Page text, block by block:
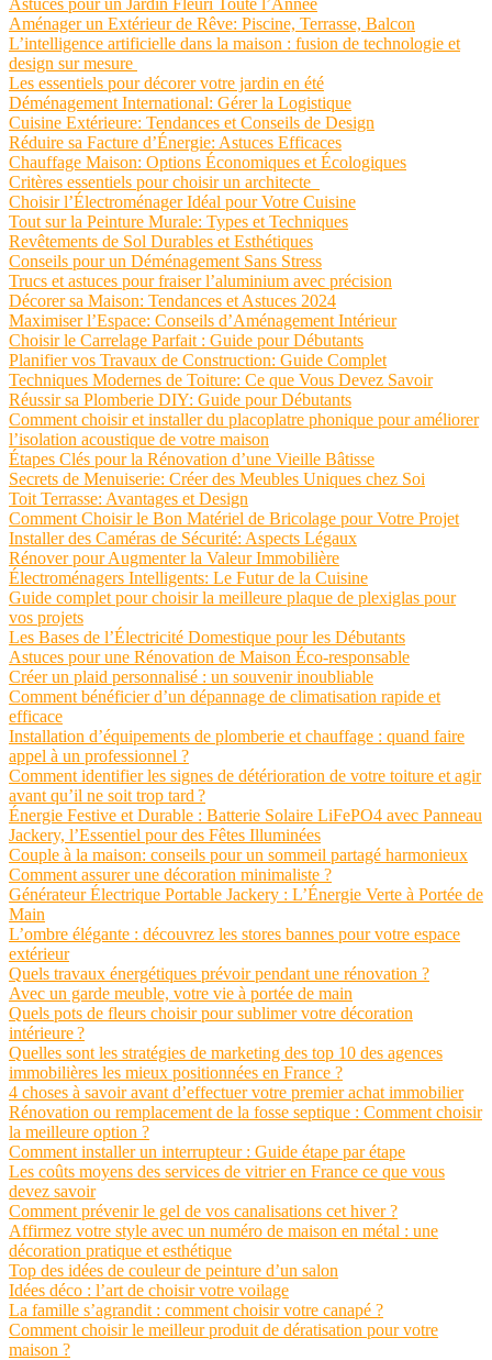
Astuces pour un Jardin Fleuri Toute l’Année
Aménager un Extérieur de Rêve: Piscine, Terrasse, Balcon
L’intelligence artificielle dans la maison : fusion de technologie et
design sur mesure
Les essentiels pour décorer votre jardin en été
Déménagement International: Gérer la Logistique
Cuisine Extérieure: Tendances et Conseils de Design
Réduire sa Facture d’Énergie: Astuces Efficaces
Chauffage Maison: Options Économiques et Écologiques
Critères essentiels pour choisir un architecte
Choisir l’Électroménager Idéal pour Votre Cuisine
Tout sur la Peinture Murale: Types et Techniques
Revêtements de Sol Durables et Esthétiques
Conseils pour un Déménagement Sans Stress
Trucs et astuces pour fraiser l’aluminium avec précision
Décorer sa Maison: Tendances et Astuces 2024
Maximiser l’Espace: Conseils d’Aménagement Intérieur
Choisir le Carrelage Parfait : Guide pour Débutants
Planifier vos Travaux de Construction: Guide Complet
Techniques Modernes de Toiture: Ce que Vous Devez Savoir
Réussir sa Plomberie DIY: Guide pour Débutants
Comment choisir et installer du placoplatre phonique pour améliorer
l’isolation acoustique de votre maison
Étapes Clés pour la Rénovation d’une Vieille Bâtisse
Secrets de Menuiserie: Créer des Meubles Uniques chez Soi
Toit Terrasse: Avantages et Design
Comment Choisir le Bon Matériel de Bricolage pour Votre Projet
Installer des Caméras de Sécurité: Aspects Légaux
Rénover pour Augmenter la Valeur Immobilière
Électroménagers Intelligents: Le Futur de la Cuisine
Guide complet pour choisir la meilleure plaque de plexiglas pour
vos projets
Les Bases de l’Électricité Domestique pour les Débutants
Astuces pour une Rénovation de Maison Éco-responsable
Créer un plaid personnalisé : un souvenir inoubliable
Comment bénéficier d’un dépannage de climatisation rapide et
efficace
Installation d’équipements de plomberie et chauffage : quand faire
appel à un professionnel ?
Comment identifier les signes de détérioration de votre toiture et agir
avant qu’il ne soit trop tard ?
Énergie Festive et Durable : Batterie Solaire LiFePO4 avec Panneau
Jackery, l’Essentiel pour des Fêtes Illuminées
Couple à la maison: conseils pour un sommeil partagé harmonieux
Comment assurer une décoration minimaliste ?
Générateur Électrique Portable Jackery : L’Énergie Verte à Portée de
Main
L’ombre élégante : découvrez les stores bannes pour votre espace
extérieur
Quels travaux énergétiques prévoir pendant une rénovation ?
Avec un garde meuble, votre vie à portée de main
Quels pots de fleurs choisir pour sublimer votre décoration
intérieure ?
Quelles sont les stratégies de marketing des top 10 des agences
immobilières les mieux positionnées en France ?
4 choses à savoir avant d’effectuer votre premier achat immobilier
Rénovation ou remplacement de la fosse septique : Comment choisir
la meilleure option ?
Comment installer un interrupteur : Guide étape par étape
Les coûts moyens des services de vitrier en France ce que vous
devez savoir
Comment prévenir le gel de vos canalisations cet hiver ?
Affirmez votre style avec un numéro de maison en métal : une
décoration pratique et esthétique
Top des idées de couleur de peinture d’un salon
Idées déco : l’art de choisir votre voilage
La famille s’agrandit : comment choisir votre canapé ?
Comment choisir le meilleur produit de dératisation pour votre
maison ?